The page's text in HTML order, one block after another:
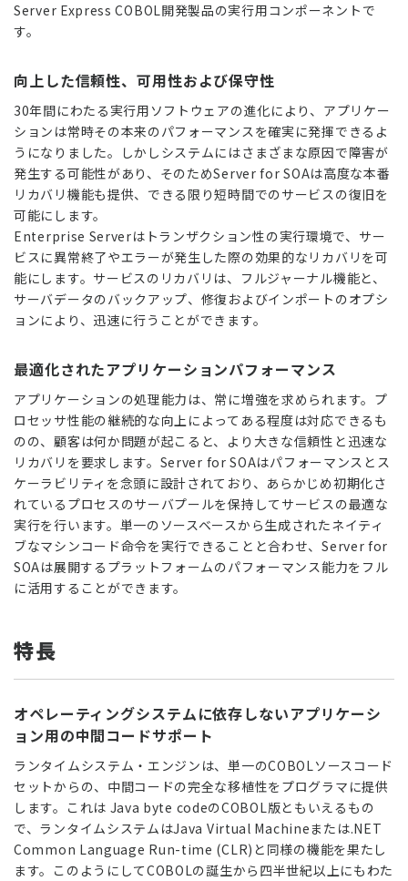
Server Express COBOL開発製品の実行用コンポーネントで
す。
向上した信頼性、可用性および保守性
30年間にわたる実行用ソフトウェアの進化により、アプリケー
ションは常時その本来のパフォーマンスを確実に発揮できるよ
うになりました。しかしシステムにはさまざまな原因で障害が
発生する可能性があり、そのためServer for SOAは高度な本番
リカバリ機能も提供、できる限り短時間でのサービスの復旧を
可能にします。
Enterprise Serverはトランザクション性の実行環境で、サー
ビスに異常終了やエラーが発生した際の効果的なリカバリを可
能にします。サービスのリカバリは、フルジャーナル機能と、
サーバデータのバックアップ、修復およびインポートのオプシ
ョンにより、迅速に行うことができます。
最適化されたアプリケーションパフォーマンス
アプリケーションの処理能力は、常に増強を求められます。プ
ロセッサ性能の継続的な向上によってある程度は対応できるも
のの、顧客は何か問題が起こると、より大きな信頼性と迅速な
リカバリを要求します。Server for SOAはパフォーマンスとス
ケーラビリティを念頭に設計されており、あらかじめ初期化さ
れているプロセスのサーバプールを保持してサービスの最適な
実行を行います。単一のソースベースから生成されたネイティ
ブなマシンコード命令を実行できることと合わせ、Server for
SOAは展開するプラットフォームのパフォーマンス能力をフル
に活用することができます。
特長
オペレーティングシステムに依存しないアプリケーシ
ョン用の中間コードサポート
ランタイムシステム・エンジンは、単一のCOBOLソースコード
セットからの、中間コードの完全な移植性をプログラマに提供
します。これは Java byte codeのCOBOL版ともいえるもの
で、ランタイムシステムはJava Virtual Machineまたは.NET
Common Language Run-time (CLR)と同様の機能を果たし
ます。このようにしてCOBOLの誕生から四半世紀以上にもわた